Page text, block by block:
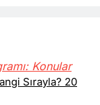
Konular
Sırayla? 20